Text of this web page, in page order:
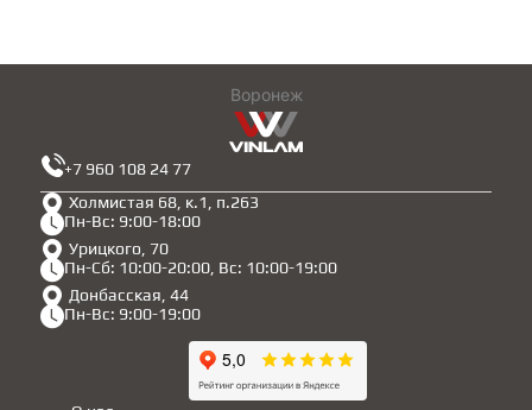
ЭКОМАССИВ
ИСКУССТВЕННАЯ ТРАВА
ИНЖЕНЕРНЫЙ МОДУЛЬ
Воронеж
Холмистая 68, к.1, п.263
Пн-Вс: 9:00-18:00
Урицкого, 70
Пн-Сб: 10:00-20:00, Вс: 10:00-19:00
Донбасская, 44
Пн-Вс: 9:00-19:00
+7 960 108 24 77